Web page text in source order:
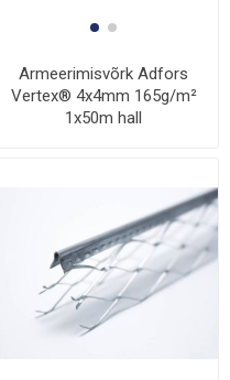
Armeerimisvõrk Adfors
Vertex® 4x4mm 165g/m²
1x50m hall